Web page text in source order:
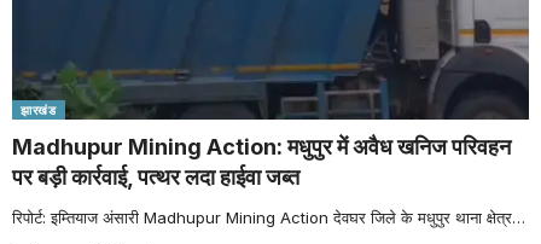
झारखंड
Madhupur Mining Action: मधुपुर में अवैध खनिज परिवहन
पर बड़ी कार्रवाई, पत्थर लदा हाईवा जब्त
रिपोर्ट: इम्तियाज अंसारी Madhupur Mining Action देवघर जिले के मधुपुर थाना क्षेत्र…